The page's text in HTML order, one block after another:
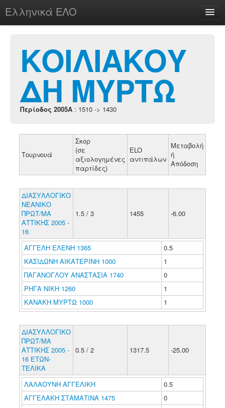
Ελληνικά ΕΛΟ
chesstu.be @ discord
Login
ΚΟΙΛΙΑΚΟΥ
ΔΗ ΜΥΡΤΩ
Περίοδος 2005A : 1510 -> 1430
Τουρνουά
Σκορ
(σε
αξιολογημένες
παρτίδες)
ELO
αντιπάλων
Μεταβολή
ή
Απόδοση
ΔΙΑΣΥΛΛΟΓΙΚΟ
ΝΕΑΝΙΚΟ
ΠΡΩΤ/ΜΑ
ΑΤΤΙΚΗΣ 2005 -
16
1.5 / 3 1455 -6.00
ΑΓΓΕΛΗ ΕΛΕΝΗ 1365
0.5
ΚΑΣΙΔΩΝΗ ΑΙΚΑΤΕΡΙΝΗ 1000
1
ΠΑΓΑΝΟΓΛΟΥ ΑΝΑΣΤΑΣΙΑ 1740
0
ΡΗΓΑ ΝΙΚΗ 1260
1
ΚΑΝΑΚΗ ΜΥΡΤΩ 1000
1
ΔΙΑΣΥΛΛΟΓΙΚΟ
ΠΡΩΤ/ΜΑ
ΑΤΤΙΚΗΣ 2005 -
16 ΕΤΩΝ-
ΤΕΛΙΚΑ
0.5 / 2 1317.5 -25.00
ΛΑΛΑΟΥΝΗ ΑΓΓΕΛΙΚΗ
0.5
ΑΓΓΕΛΑΚΗ ΣΤΑΜΑΤΙΝΑ 1475
0